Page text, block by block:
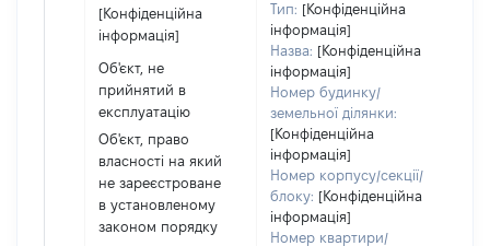
[Конфіденційна
інформація]
Об'єкт, не
прийнятий в
експлуатацію
Об'єкт, право
власності на який
не зареєстроване
в установленому
законом порядку
Тип: [Конфіденційна
інформація]
Назва: [Конфіденційна
інформація]
Номер будинку/
земельної ділянки:
[Конфіденційна
інформація]
Номер корпусу/секції/
блоку: [Конфіденційна
інформація]
Номер квартири/